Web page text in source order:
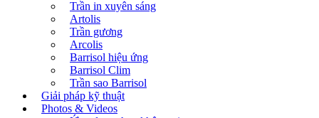
Trần in xuyên sáng
Artolis
Trần gương
Arcolis
Barrisol hiệu ứng
Barrisol Clim
Trần sao Barrisol
Giải pháp kỹ thuật
Photos & Videos